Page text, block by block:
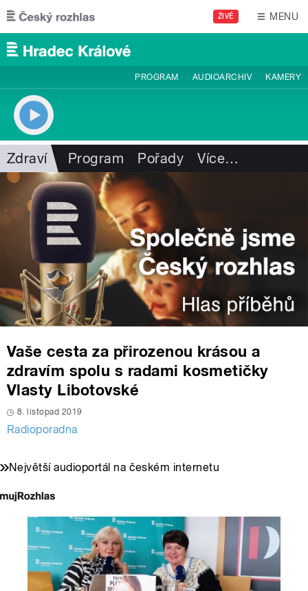
Přejít k hlavnímu obsahu
ŽIVĚ MENU
PROGRAM AUDIOARCHIV KAMERY
Zdraví Program Pořady Více…
Vaše cesta za přirozenou krásou a
zdravím spolu s radami kosmetičky
Vlasty Libotovské
8. listopad 2019
Radioporadna
Největší audioportál na českém internetu